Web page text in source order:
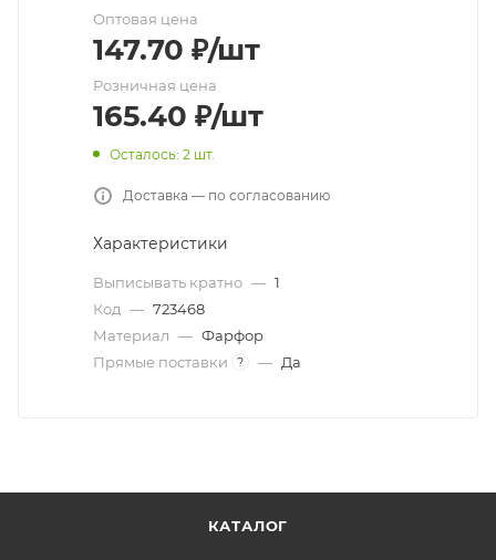
Оптовая цена
147.70 ₽/шт
Розничная цена
165.40 ₽/шт
Осталось: 2 шт.
Доставка — по согласованию
Характеристики
Выписывать кратно — 1
Код — 723468
Материал — Фарфор
Прямые поставки
? — Да
КАТАЛОГ